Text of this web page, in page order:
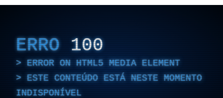
ERRO 100
ERROR ON HTML5 MEDIA ELEMENT
ESTE CONTEÚDO ESTÁ NESTE MOMENTO
INDISPONÍVEL